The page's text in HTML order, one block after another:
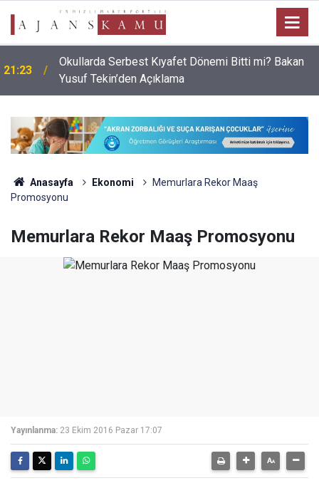
21:23
Okullarda Serbest Kıyafet Dönemi Bitti mi? Bakan
Yusuf Tekin’den Açıklama
Anasayfa Ekonomi
Memurlara Rekor Maaş
Promosyonu
Memurlara Rekor Maaş Promosyonu
Yayınlanma: 23 Ekim 2016 Pazar 17:07